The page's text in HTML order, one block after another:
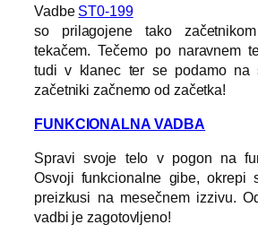
Vadbe ST0-199
so prilagojene tako
tekačem. Tečemo po naravnem
tudi v klanec ter se podamo na
začetniki začnemo od začetka!
FUNKCIONALNA VADBA
Spravi svoje telo v pogon na
Osvoji funkcionalne gibe, okrepi
preizkusi na mesečnem izzivu.
vadbi je zagotovljeno!